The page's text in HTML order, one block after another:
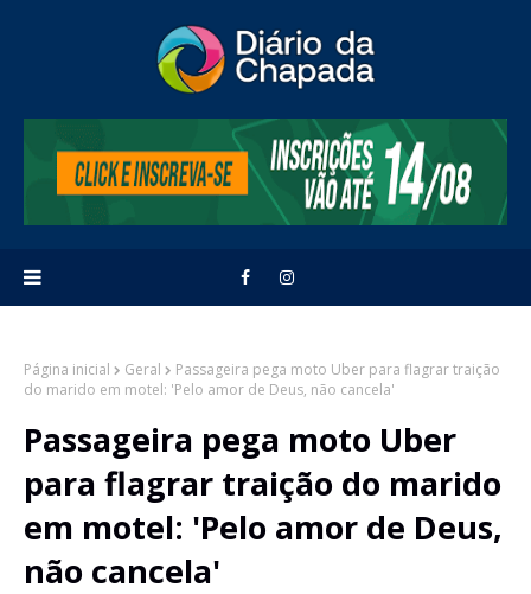
Página inicial Geral
Passageira pega moto Uber para flagrar traição
do marido em motel: 'Pelo amor de Deus, não cancela'
Passageira pega moto Uber
para flagrar traição do marido
em motel: 'Pelo amor de Deus,
não cancela'